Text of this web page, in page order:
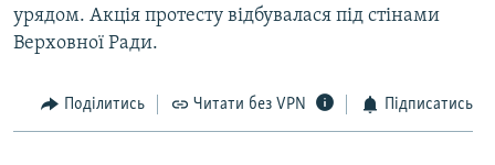
урядом. Акція протесту відбувалася під стінами
Верховної Ради.
Поділитись Читати без VPN Підписатись